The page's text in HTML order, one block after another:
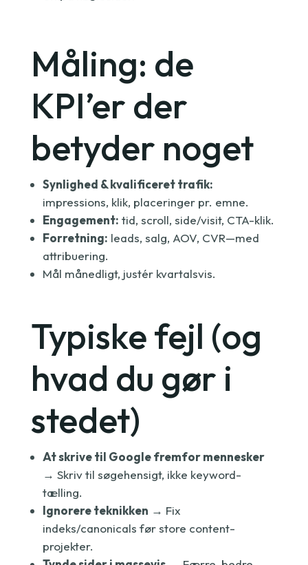
Måling: de
KPI’er der
betyder noget
Synlighed & kvalificeret trafik:
impressions, klik, placeringer pr. emne.
Engagement: tid, scroll, side/visit, CTA-klik.
Forretning: leads, salg, AOV, CVR—med
attribuering.
Mål månedligt, justér kvartalsvis.
Typiske fejl (og
hvad du gør i
stedet)
At skrive til Google fremfor mennesker
→ Skriv til søgehensigt, ikke keyword-
tælling.
Ignorere teknikken → Fix
indeks/canonicals før store content-
projekter.